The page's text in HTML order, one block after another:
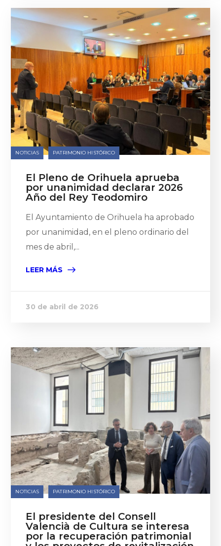
NOTICIAS PATRIMONIO HISTÓRICO
El Pleno de Orihuela aprueba
por unanimidad declarar 2026
Año del Rey Teodomiro
El Ayuntamiento de Orihuela ha aprobado
por unanimidad, en el pleno ordinario del
mes de abril,...
LEER MÁS
30 de abril de 2026
NOTICIAS PATRIMONIO HISTÓRICO
El presidente del Consell
Valencià de Cultura se interesa
por la recuperación patrimonial